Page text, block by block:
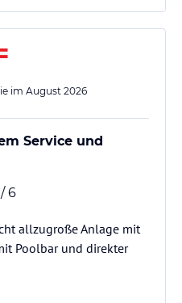
auf dem Teller 😉).
euch!
vielleicht dann mit
im August 2026
Service und
/ 6
allzugroße Anlage mit
Poolbar und direkter